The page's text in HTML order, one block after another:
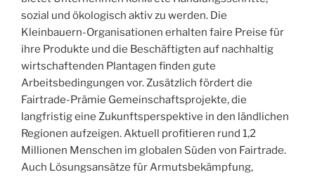
sozial und ökologisch aktiv zu werden. Die
Kleinbauern-Organisationen erhalten faire Preise für
ihre Produkte und die Beschäftigten auf nachhaltig
wirtschaftenden Plantagen finden gute
Arbeitsbedingungen vor. Zusätzlich fördert die
Fairtrade-Prämie Gemeinschaftsprojekte, die
langfristig eine Zukunftsperspektive in den ländlichen
Regionen aufzeigen. Aktuell profitieren rund 1,2
Millionen Menschen im globalen Süden von Fairtrade.
Auch Lösungsansätze für Armutsbekämpfung,